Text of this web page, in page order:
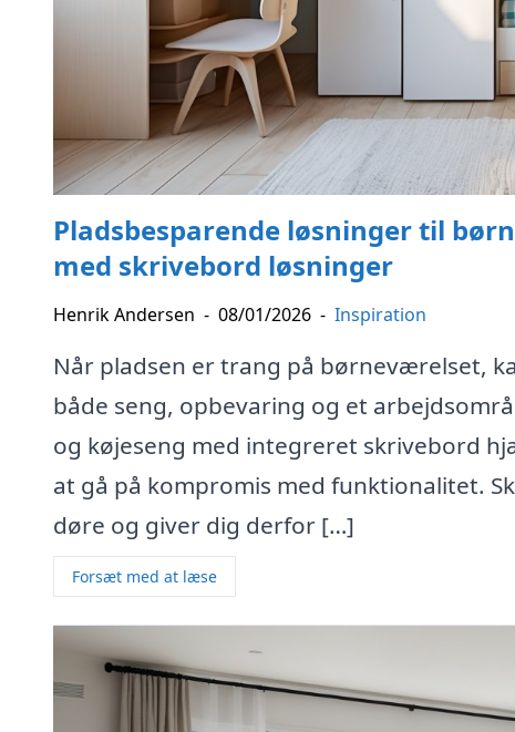
Pladsbesparende løsninger til
med skrivebord løsninger
Henrik Andersen - 08/01/2026 - Inspiration
Når pladsen er trang på børneværelset,
både seng, opbevaring og et
og køjeseng med integreret skrivebord
at gå på kompromis med funktionalitet.
døre og giver dig derfor […]
Forsæt med at læse